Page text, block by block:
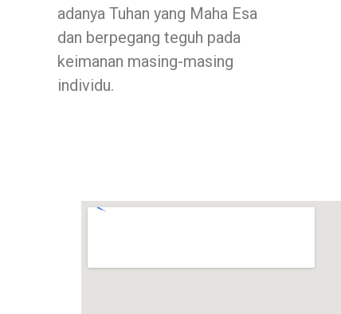
adanya Tuhan yang Maha Esa
dan berpegang teguh pada
keimanan masing-masing
individu.